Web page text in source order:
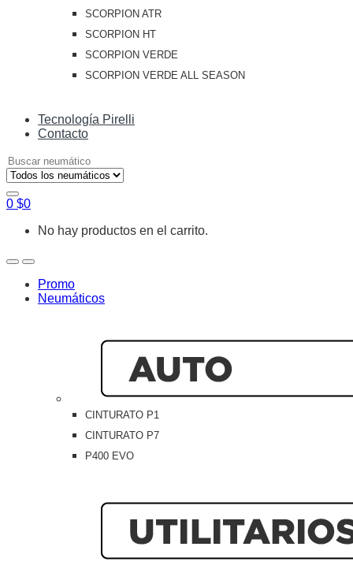
SCORPION ATR
SCORPION HT
SCORPION VERDE
SCORPION VERDE ALL SEASON
Tecnología Pirelli
Contacto
Search
for:
0 $0
No hay productos en el carrito.
OpenClose
Promo
Neumáticos
CINTURATO P1
CINTURATO P7
P400 EVO